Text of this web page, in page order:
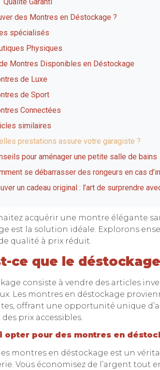
Qualité Garanti
des Montres en Déstockage ?
spécialisés
Physiques
Montres Disponibles en Déstockage
de Luxe
de Sport
Connectées
similaires
prestations assure votre garagiste ?
pour aménager une petite salle de bains
se débarrasser des rongeurs en cas
un cadeau original : l’art de surprendre
acquérir une montre élégante
est la solution idéale. Explorons
qualité à prix réduit.
ce que le
consiste à vendre des articles
Les montres en déstockage
offrant une opportunité unique
prix accessibles.
opter pour des montres en
montres en déstockage est un
Vous économisez de l’argent tout